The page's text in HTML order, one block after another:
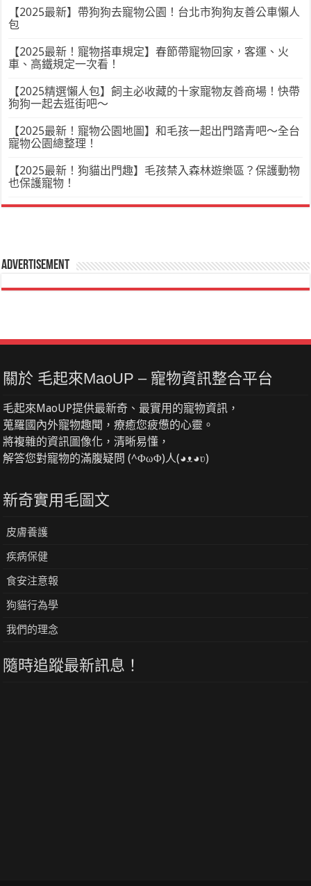
【2025最新】帶狗狗去寵物公園！台北市狗狗友善公車懶人
包
【2025最新！寵物搭車規定】春節帶寵物回家，客運、火
車、高鐵規定一次看！
【2025精選懶人包】飼主必收藏的十家寵物友善商場！快帶
狗狗一起去逛街吧～
【2025最新！寵物公園地圖】和毛孩一起出門踏青吧～全台
寵物公園總整理！
【2025最新！狗貓出門趣】毛孩禁入森林遊樂區？保護動物
也保護寵物！
Advertisement
關於 毛起來MaoUP – 寵物資訊整合平台
毛起來MaoUP提供最新奇、最實用的寵物資訊，
蒐羅國內外寵物趣聞，療癒您疲憊的心靈。
將複雜的資訊圖像化，清晰易懂，
解答您對寵物的滿腹疑問 (^ΦωΦ)人(◕ᴥ◕ʋ)
新奇實用毛圖文
皮膚養護
疾病保健
食安注意報
狗貓行為學
我們的理念
隨時追蹤最新訊息！